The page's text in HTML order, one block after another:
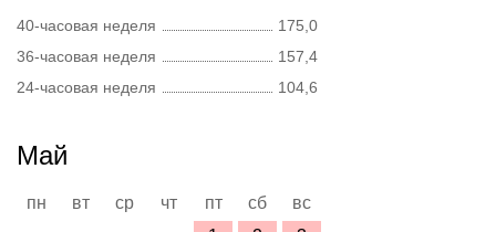
40-часовая неделя
175,0
36-часовая неделя
157,4
24-часовая неделя
104,6
Май
пн вт ср чт пт сб
вс